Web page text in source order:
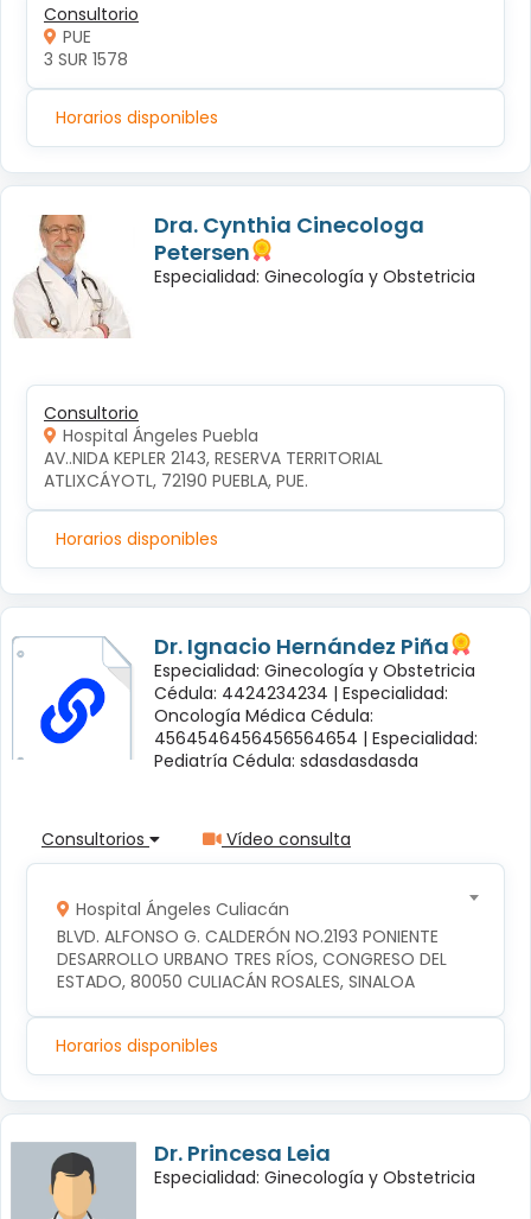
Consultorio
PUE
3 SUR 1578
Horarios disponibles
Dra. Cynthia Cinecologa
Petersen
Especialidad: Ginecología y Obstetricia
Consultorio
Hospital Ángeles Puebla
AV..NIDA KEPLER 2143, RESERVA TERRITORIAL
ATLIXCÁYOTL, 72190 PUEBLA, PUE.
Horarios disponibles
Dr. Ignacio Hernández Piña
Especialidad: Ginecología y Obstetricia
Cédula: 4424234234 | Especialidad:
Oncología Médica Cédula:
4564546456456564654 | Especialidad:
Pediatría Cédula: sdasdasdasda
Consultorios Vídeo consulta
Hospital Ángeles Culiacán
BLVD. ALFONSO G. CALDERÓN NO.2193 PONIENTE
DESARROLLO URBANO TRES RÍOS, CONGRESO DEL
ESTADO, 80050 CULIACÁN ROSALES, SINALOA
Horarios disponibles
Dr. Princesa Leia
Especialidad: Ginecología y Obstetricia